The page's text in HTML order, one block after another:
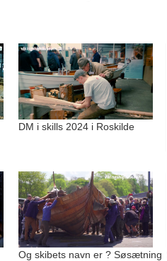
DM i skills 2024 i Roskilde
Og skibets navn er ? Søsætning